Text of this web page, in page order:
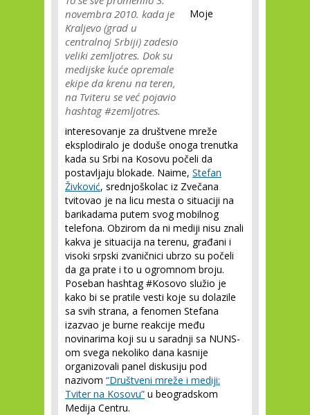
novembra 2010. kada je
Kraljevo (grad u
centralnoj Srbiji) zadesio
veliki zemljotres. Dok su
medijske kuće opremale
ekipe da krenu na teren,
na Tviteru se već pojavio
hashtag #zemljotres.
Moje
interesovanje za društvene mreže
eksplodiralo je doduše onoga trenutka
kada su Srbi na Kosovu počeli da
postavljaju blokade. Naime, Stefan
Živković, srednjoškolac iz Zvečana
tvitovao je na licu mesta o situaciji na
barikadama putem svog mobilnog
telefona. Obzirom da ni mediji nisu znali
kakva je situacija na terenu, građani i
visoki srpski zvaničnici ubrzo su počeli
da ga prate i to u ogromnom broju.
Poseban hashtag #Kosovo služio je
kako bi se pratile vesti koje su dolazile
sa svih strana, a fenomen Stefana
izazvao je burne reakcije među
novinarima koji su u saradnji sa NUNS-
om svega nekoliko dana kasnije
organizovali panel diskusiju pod
nazivom “Društveni mreže i mediji:
Tviter na Kosovu” u beogradskom
Medija Centru.